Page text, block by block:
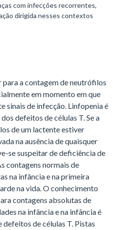
com infecções recorrentes,
dirigida nesses contextos
para a contagem de neutrófilos
em momento em que
sinais de infecção. Linfopenia é
defeitos de células T. Se a
de um lactente estiver
na ausência de quaisquer
se suspeitar de deficiência de
contagens normais de
na infância e na primeira
na vida. O conhecimento
contagens absolutas de
na infância e na infância é
defeitos de células T. Pistas